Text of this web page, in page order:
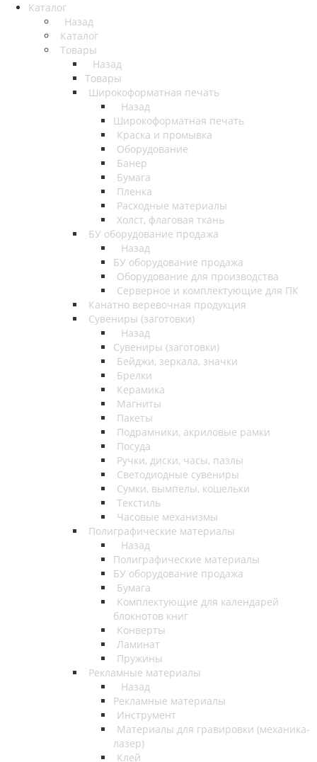
Каталог
Назад
Каталог
Товары
Назад
Товары
Широкоформатная печать
Назад
Широкоформатная печать
Краска и промывка
Оборудование
Банер
Бумага
Пленка
Расходные материалы
Холст, флаговая ткань
БУ оборудование продажа
Назад
БУ оборудование продажа
Оборудование для производства
Серверное и комплектующие для ПК
Канатно веревочная продукция
Сувениры (заготовки)
Назад
Сувениры (заготовки)
Бейджи, зеркала, значки
Брелки
Керамика
Магниты
Пакеты
Подрамники, акриловые рамки
Посуда
Ручки, диски, часы, пазлы
Светодиодные сувениры
Сумки, вымпелы, кошельки
Текстиль
Часовые механизмы
Полиграфические материалы
Назад
Полиграфические материалы
БУ оборудование продажа
Бумага
Комплектующие для календарей
блокнотов книг
Конверты
Ламинат
Пружины
Рекламные материалы
Назад
Рекламные материалы
Инструмент
Материалы для гравировки (механика-
лазер)
Клей